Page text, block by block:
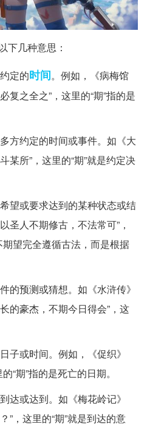
下几种意思：
定的时间。例如，《病梅馆
复之全之”，这里的“期”指的是
方约定的时间或事件。如《大
某所”，这里的“期”就是约定决
望或要求达到的某种状态或结
圣人不期修古，不法常可”，
期望完全遵循古法，而是根据
的预测或猜想。如《水浒传》
的豪杰，不期今日得会”，这
子或时间。例如，《促织》
“期”指的是死亡的日期。
达或达到。如《梅花岭记》
”，这里的“期”就是到达的意